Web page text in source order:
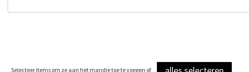
Selecteer items om ze aan het mandje toe te voegen of